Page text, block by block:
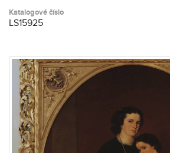
Katalogové číslo
LS15925